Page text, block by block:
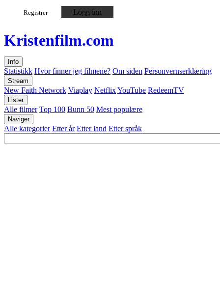
Registrer Logg inn
Kristenfilm.com
Info
Statistikk Hvor finner jeg filmene? Om siden Personvernserklæring
Stream
New Faith Network Viaplay NetflixYouTube RedeemTV
Lister
Alle filmer Top 100 Bunn 50 Mest populære
Naviger
Alle kategorier Etter år Etter land Etter språk